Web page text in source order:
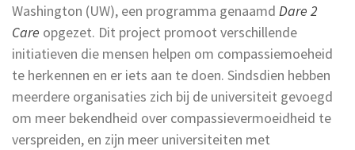
Washington (UW), een programma genaamd Dare 2
Care opgezet. Dit project promoot verschillende
initiatieven die mensen helpen om compassiemoeheid
te herkennen en er iets aan te doen. Sindsdien hebben
meerdere organisaties zich bij de universiteit gevoegd
om meer bekendheid over compassievermoeidheid te
verspreiden, en zijn meer universiteiten met